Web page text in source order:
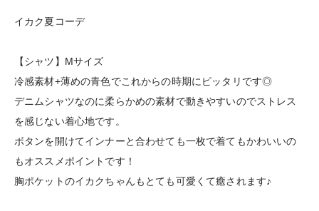
イカク夏コーデ
【シャツ】Mサイズ
冷感素材+薄めの青色でこれからの時期にピッタリです◎
デニムシャツなのに柔らかめの素材で動きやすいのでストレス
を感じない着心地です。
ボタンを開けてインナーと合わせても一枚で着てもかわいいの
もオススメポイントです！
胸ポケットのイカクちゃんもとても可愛くて癒されます♪